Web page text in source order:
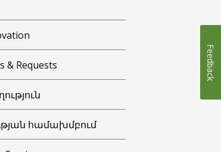
& Requests
համախմբում
Feedback